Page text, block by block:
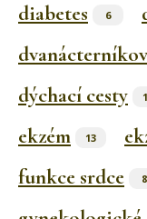
diabetes 6
dýchací cesty
ekzém 13
funkce srdce 8